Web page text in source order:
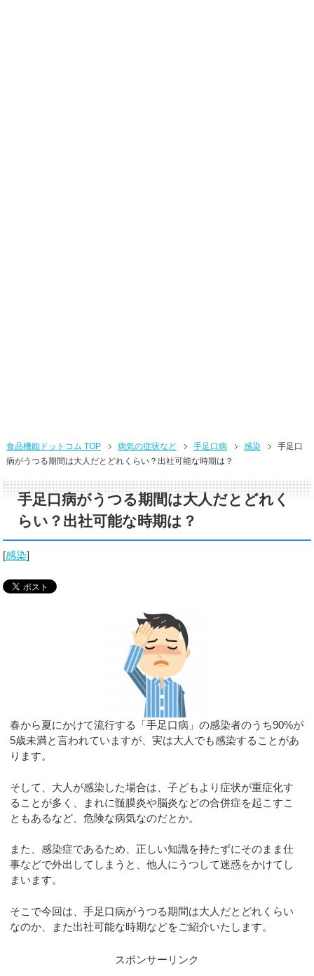
食品機能ドットコム TOP 病気の症状など 手足口病 感染
手足口
病がうつる期間は大人だとどれくらい？出社可能な時期は？
手足口病がうつる期間は大人だとどれく
らい？出社可能な時期は？
[感染]
春から夏にかけて流行する「手足口病」の感染者のうち90%が
5歳未満と言われていますが、実は大人でも感染することがあ
ります。
そして、大人が感染した場合は、子どもより症状が重症化す
ることが多く、まれに髄膜炎や脳炎などの合併症を起こすこ
ともあるなど、危険な病気なのだとか。
また、感染症であるため、正しい知識を持たずにそのまま仕
事などで外出してしまうと、他人にうつして迷惑をかけてし
まいます。
そこで今回は、手足口病がうつる期間は大人だとどれくらい
なのか、また出社可能な時期などをご紹介いたします。
スポンサーリンク